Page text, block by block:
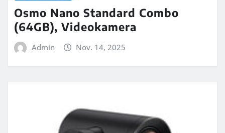
Osmo Nano Standard Combo
(64GB), Videokamera
Admin Nov. 14, 2025